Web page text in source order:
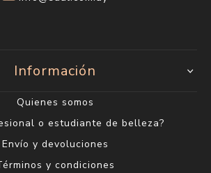
Información
Quienes somos
o estudiante de belleza?
Envío y devoluciones
y condiciones